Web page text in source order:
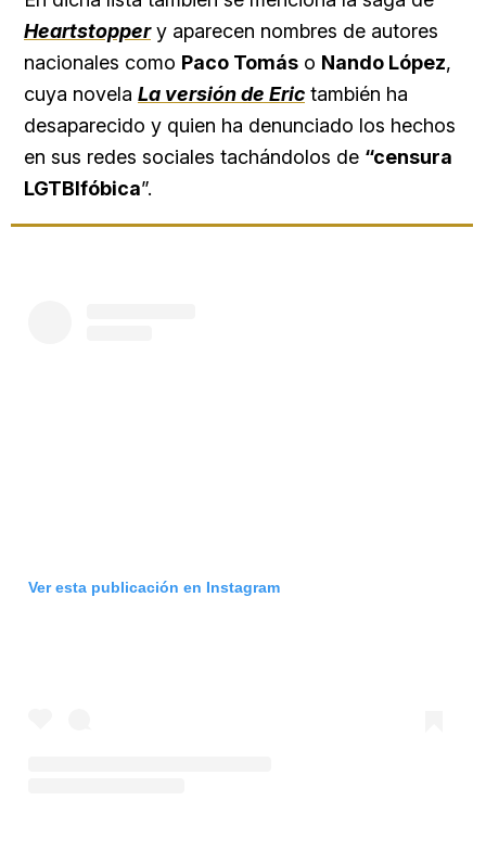
Heartstoppery aparecen nombres de autores
nacionales como Paco Tomás o Nando López,
cuya novela La versión de Eric también ha
desaparecido y quien ha denunciado los hechos
en sus redes sociales tachándolos de “censura
LGTBIfóbica”.
Ver esta publicación en Instagram